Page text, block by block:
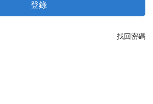
登錄
找回密碼